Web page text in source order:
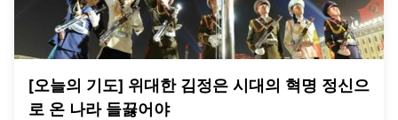
[오늘의 기도] 위대한 김정은 시대의 혁명 정신으
로 온 나라 들끓어야